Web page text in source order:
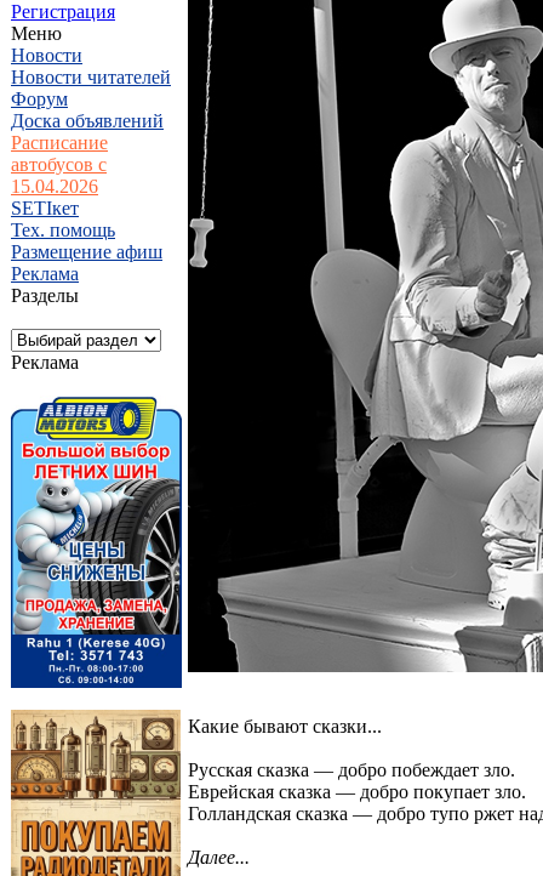
Регистрация
Меню
Новости
Новости читателей
Форум
Доска объявлений
Расписание
автобусов с
15.04.2026
SETIкет
Тех. помощь
Размещение афиш
Реклама
Разделы
Реклама
Какие бывают сказки...
Русская сказка — добро побеждает зло.
Еврейская сказка — добро покупает зло.
Голландская сказка — добро тупо ржет
Далее...